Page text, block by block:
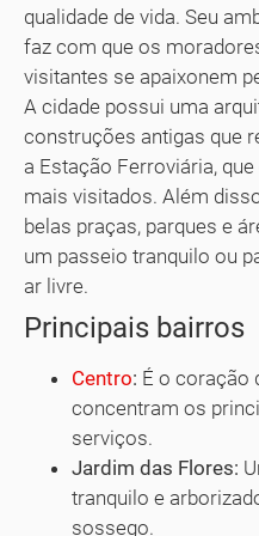
qualidade de vida. Seu
faz com que os
visitantes se apaixonem
A cidade possui uma
construções antigas que
a Estação Ferroviária,
mais visitados. Além
belas praças, parques e
um passeio tranquilo ou
ar livre.
Principais bairros
Centro: É o coração
concentram os
serviços.
Jardim das Flores:
tranquilo e
sossego.